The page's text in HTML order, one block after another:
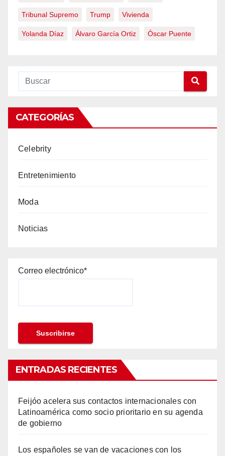
Tribunal Supremo Trump Vivienda
Yolanda Díaz Álvaro García Ortiz Óscar Puente
CATEGORÍAS
Celebrity
Entretenimiento
Moda
Noticias
Correo electrónico*
ENTRADAS RECIENTES
Feijóo acelera sus contactos internacionales con
Latinoamérica como socio prioritario en su agenda
de gobierno
Los españoles se van de vacaciones con los